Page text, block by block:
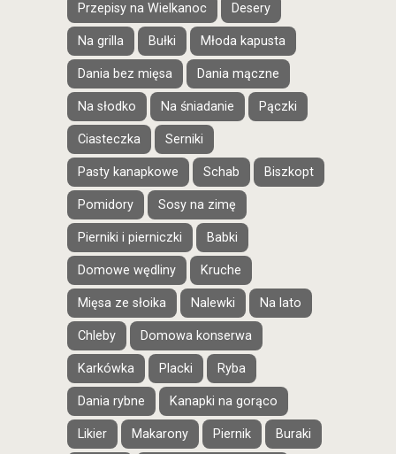
Przepisy na Wielkanoc Desery
Na grilla Bułki Młoda kapusta
Dania bez mięsa Dania mączne
Na słodko Na śniadanie Pączki
Ciasteczka Serniki
Pasty kanapkowe Schab Biszkopt
Pomidory Sosy na zimę
Pierniki i pierniczki Babki
Domowe wędliny Kruche
Mięsa ze słoika Nalewki Na lato
Chleby Domowa konserwa
Karkówka Placki Ryba
Dania rybne Kanapki na gorąco
Likier Makarony Piernik Buraki